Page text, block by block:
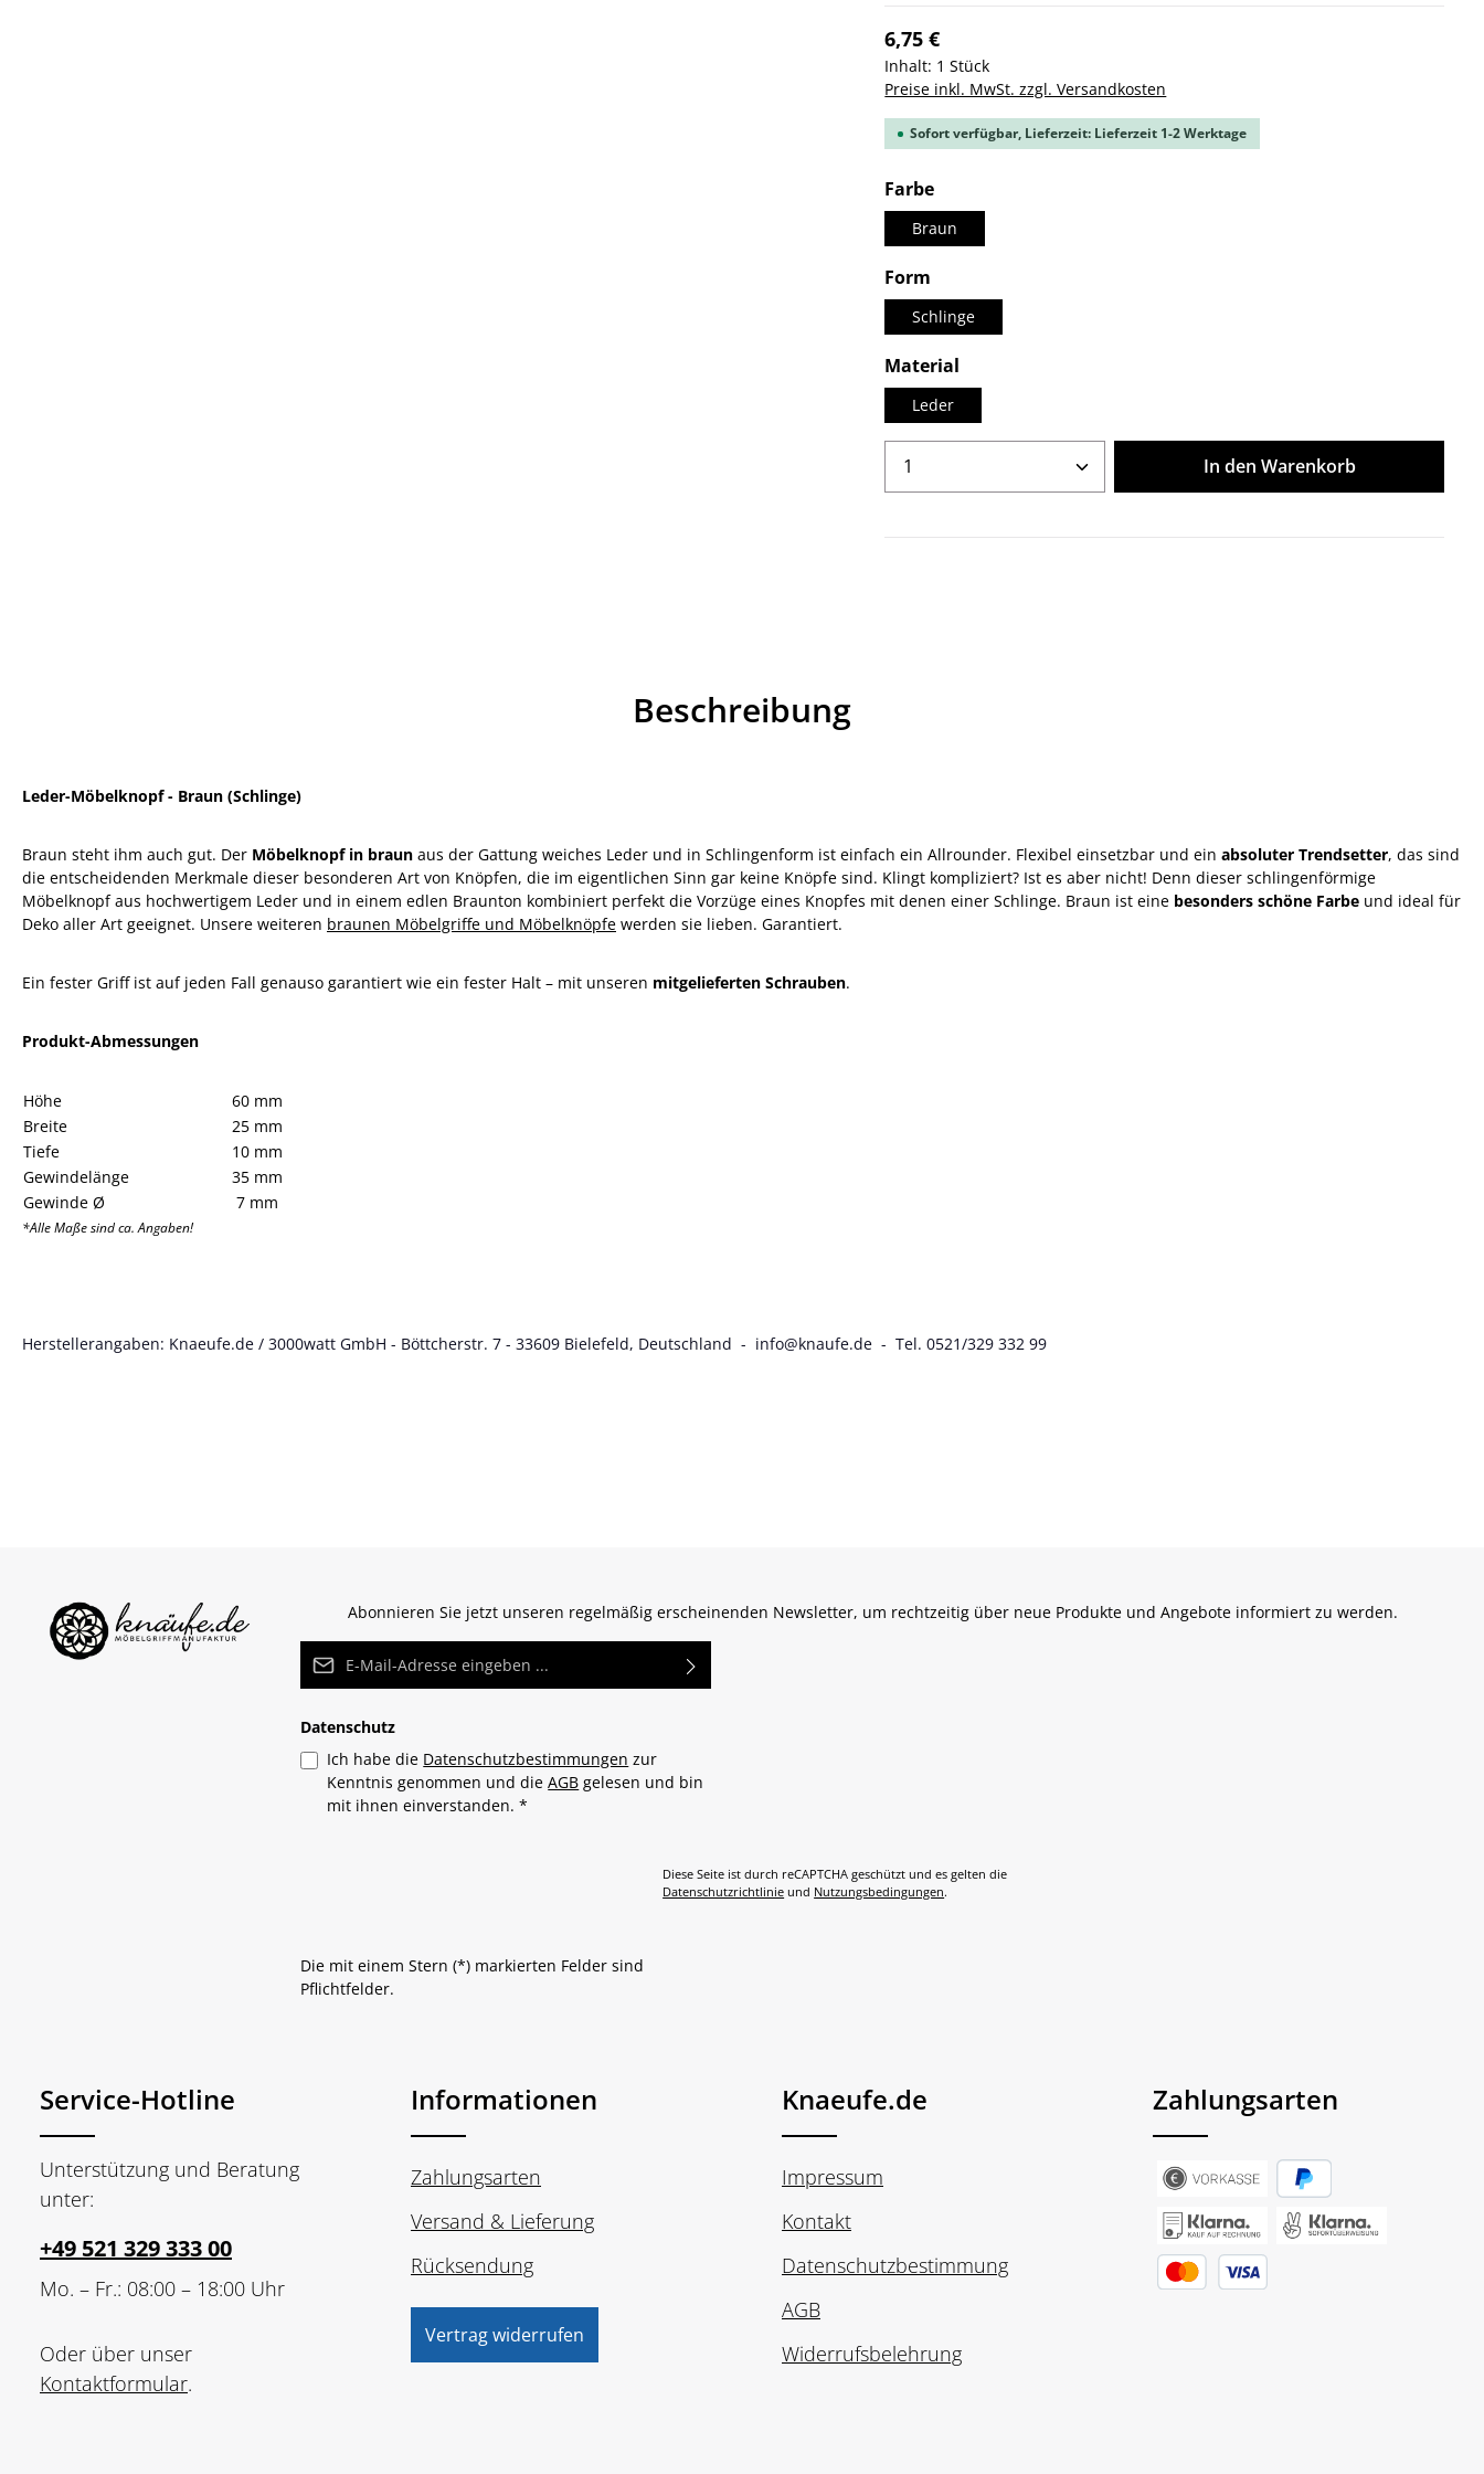
6,75 €
Inhalt: 1 Stück
Preise inkl. MwSt. zzgl. Versandkosten
Sofort verfügbar, Lieferzeit: Lieferzeit 1-2 Werktage
Farbeauswählen
Braun
Form
Schlinge
Material
Leder
Produkt Anzahl: Gib den gewünschten Wert
In den Warenkorb
Beschreibung
Leder-Möbelknopf - Braun (Schlinge)
Braun steht ihm auch gut. Der Möbelknopf in braun aus der Gattung weiches Leder und in Schlingenform ist einfach ein Allrounder. Flexibel einsetzbar und ein absoluter Trendsetter, das sind
die entscheidenden Merkmale dieser besonderen Art von Knöpfen, die im eigentlichen Sinn gar keine Knöpfe sind. Klingt kompliziert? Ist es aber nicht! Denn dieser schlingenförmige
Möbelknopf aus hochwertigem Leder und in einem edlen Braunton kombiniert perfekt die Vorzüge eines Knopfes mit denen einer Schlinge. Braun ist eine besonders schöne Farbe und ideal für
Deko aller Art geeignet. Unsere weiteren braunen Möbelgriffe und Möbelknöpfe werden sie lieben. Garantiert.
Ein fester Griff ist auf jeden Fall genauso garantiert wie ein fester Halt – mit unseren mitgelieferten Schrauben.
Produkt-Abmessungen
Höhe
60 mm
Breite
25 mm
Tiefe
10 mm
Gewindelänge
35 mm
Gewinde Ø
7 mm
*Alle Maße sind ca. Angaben!
Herstellerangaben: Knaeufe.de / 3000watt GmbH - Böttcherstr. 7 - 33609 Bielefeld, Deutschland - info@knaufe.de - Tel. 0521/329 332 99
Abonnieren Sie jetzt unseren regelmäßig erscheinenden Newsletter, um rechtzeitig über neue Produkte und Angebote informiert zu werden.
E-Mail-Adresse*
Datenschutz
Ich habe die Datenschutzbestimmungen zur
Kenntnis genommen und dieAGB gelesen und bin
mit ihnen einverstanden.*
Diese Seite ist durch reCAPTCHA geschützt und es gelten die
Datenschutzrichtlinie und Nutzungsbedingungen.
Die mit einem Stern (*) markierten Felder sind
Pflichtfelder.
Service-Hotline
Unterstützung und Beratung
unter:
+49 521 329 333 00
Mo. – Fr.: 08:00 – 18:00 Uhr
Oder über unser
Kontaktformular.
Informationen
Zahlungsarten
Versand & Lieferung
Rücksendung
Vertrag widerrufen
Knaeufe.de
Impressum
Kontakt
Datenschutzbestimmung
AGB
Widerrufsbelehrung
Zahlungsarten